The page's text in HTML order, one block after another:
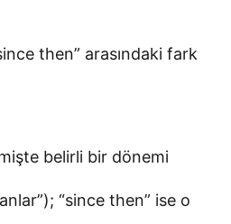
then” arasındaki fark
belirli bir dönemi
“since then” ise o